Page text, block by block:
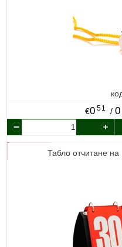
€0 51 / 0
Табло отчитане